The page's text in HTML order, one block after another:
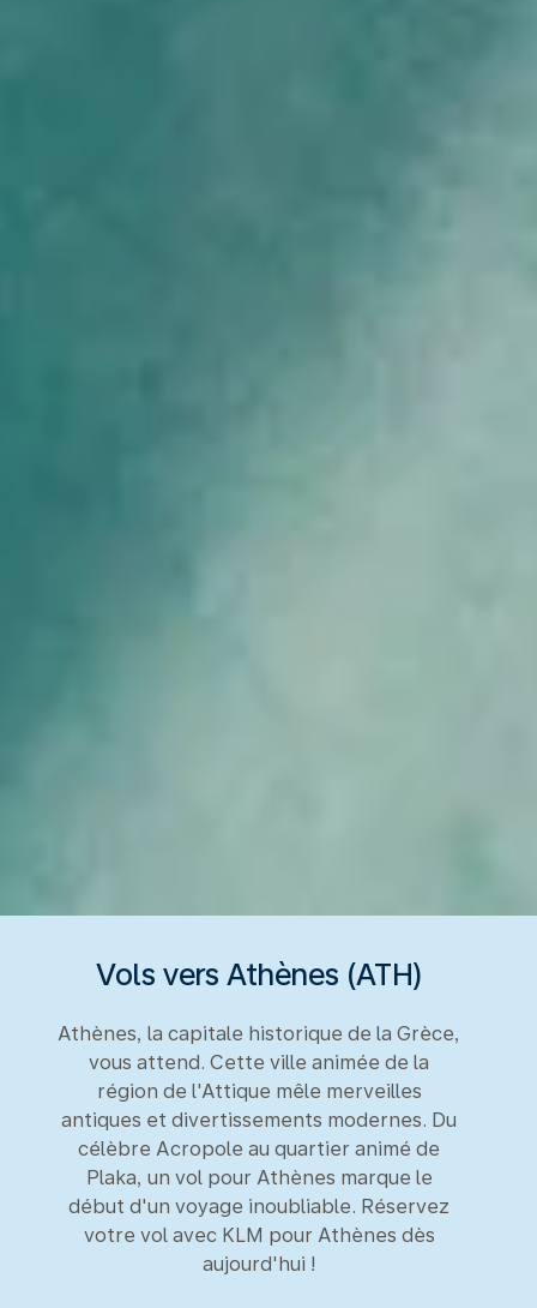
Vols vers Athènes (ATH)
Athènes, la capitale historique de la Grèce,
vous attend. Cette ville animée de la
région de l'Attique mêle merveilles
antiques et divertissements modernes. Du
célèbre Acropole au quartier animé de
Plaka, un vol pour Athènes marque le
début d'un voyage inoubliable. Réservez
votre vol avec KLM pour Athènes dès
aujourd'hui !